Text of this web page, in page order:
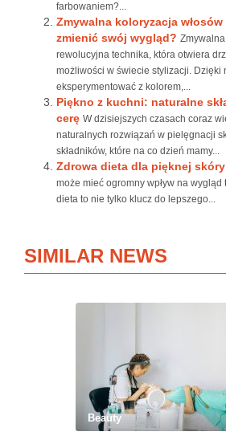
farbowaniem?...
Zmywalna koloryzacja
zmienić swój wygląd?
rewolucyjna technika, która otwiera
możliwości w świecie stylizacji. Dzięki
eksperymentować z kolorem,...
Piękno z kuchni: naturalne
cerę W dzisiejszych czasach coraz
naturalnych rozwiązań w pielęgnacji
składników, które na co dzień mamy...
Zdrowa dieta dla pięknej skóry
może mieć ogromny wpływ na
dieta to nie tylko klucz do lepszego...
SIMILAR NEWS
Beauty